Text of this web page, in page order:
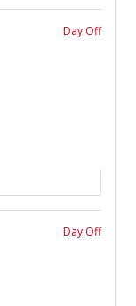
Day Off
Day Off